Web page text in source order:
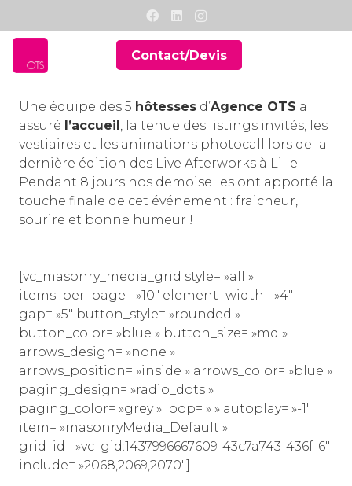
Contact/Devis
Une équipe des 5 hôtesses d’Agence OTS a
assuré l’accueil, la tenue des listings invités, les
vestiaires et les animations photocall lors de la
dernière édition des Live Afterworks à Lille.
Pendant 8 jours nos demoiselles ont apporté la
touche finale de cet événement : fraicheur,
sourire et bonne humeur !
[vc_masonry_media_grid style= »all »
items_per_page= »10″ element_width= »4″
gap= »5″ button_style= »rounded »
button_color= »blue » button_size= »md »
arrows_design= »none »
arrows_position= »inside » arrows_color= »blue »
paging_design= »radio_dots »
paging_color= »grey » loop= » » autoplay= »-1″
item= »masonryMedia_Default »
grid_id= »vc_gid:1437996667609-43c7a743-436f-6″
include= »2068,2069,2070″]